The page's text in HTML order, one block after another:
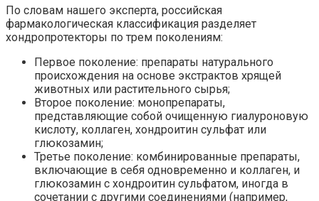
По словам нашего эксперта, российская
фармакологическая классификация разделяет
хондропротекторы по трем поколениям:
Первое поколение: препараты натурального
происхождения на основе экстрактов хрящей
животных или растительного сырья;
Второе поколение: монопрепараты,
представляющие собой очищенную гиалуроновую
кислоту, коллаген, хондроитин сульфат или
глюкозамин;
Третье поколение: комбинированные препараты,
включающие в себя одновременно и коллаген, и
глюкозамин с хондроитин сульфатом, иногда в
сочетании с другими соединениями (например,